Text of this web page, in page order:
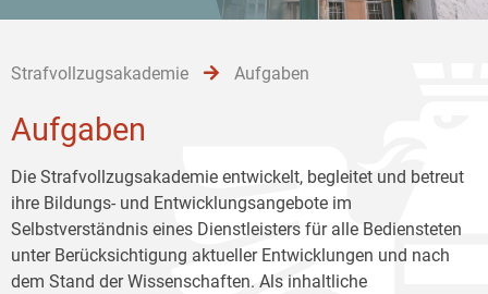
Strafvollzugsakademie Aufgaben
Aufgaben
Die Strafvollzugsakademie entwickelt, begleitet und betreut
ihre Bildungs- und Entwicklungsangebote im
Selbstverständnis eines Dienstleisters für alle Bediensteten
unter Berücksichtigung aktueller Entwicklungen und nach
dem Stand der Wissenschaften. Als inhaltliche